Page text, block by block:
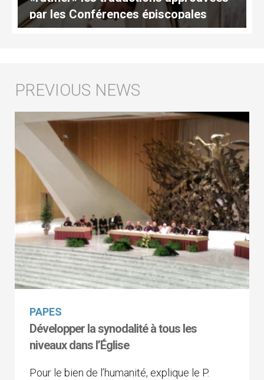
par les Conférences épiscopales
PAPES
Développer la synodalité à tous les
niveaux dans l’Église
Pour le bien de l’humanité, explique le P.